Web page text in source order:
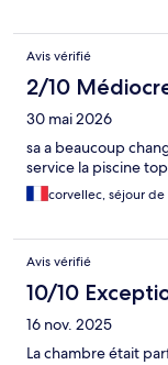
Avis vérifié
2/10
30 mai 2026
sa a beaucoup
service la piscine
corvellec, séjour de
Avis vérifié
10/10
16 nov. 2025
La chambre était